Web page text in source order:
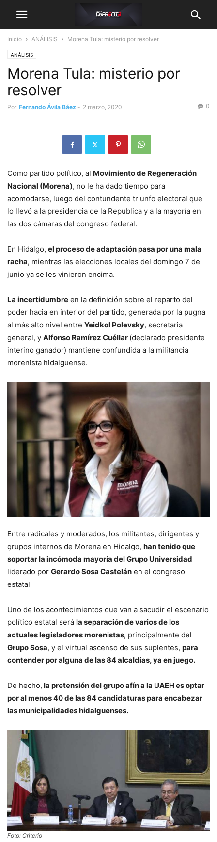
Inicio ANÁLISIS Morena Tula: misterio por resolver
ANÁLISIS
Morena Tula: misterio por
resolver
Por Fernando Ávila Báez - 2 marzo, 2020 0
Como partido político, al Movimiento de Regeneración
Nacional (Morena), no le ha dado tiempo para
acomodarse, luego del contundente triunfo electoral que
lo llevó a la presidencia de la República y a la mayoría en
las dos cámaras del congreso federal.
En Hidalgo, el proceso de adaptación pasa por una mala
racha, mientras las elecciones locales del domingo 7 de
junio ya se les vinieron encima.
La incertidumbre en la definición sobre el reparto del
poder hacia en interior del partido, generada por la pugna
al más alto nivel entre Yeidkol Polevsky, secretaria
general, y Alfonso Ramírez Cuéllar (declarado presidente
interino ganador) mantiene confundida a la militancia
morenista hidalguense.
Entre radicales y moderados, los militantes, dirigentes y
grupos internos de Morena en Hidalgo, han tenido que
soportar la incómoda mayoría del Grupo Universidad
liderado por Gerardo Sosa Castelán en el congreso
estatal.
Uno de los acontecimientos que van a sacudir el escenario
político estatal será la separación de varios de los
actuales legisladores morenistas, principalmente del
Grupo Sosa, y el virtual ascenso de sus suplentes, para
contender por alguna de las 84 alcaldías, ya en juego.
De hecho, la pretensión del grupo afín a la UAEH es optar
por al menos 40 de las 84 candidaturas para encabezar
las municipalidades hidalguenses.
Foto: Criterio